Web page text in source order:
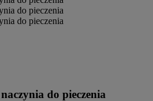
do pieczenia